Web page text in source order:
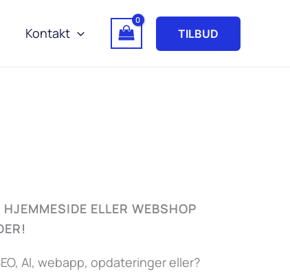
Kontakt TILBUD
HJEMMESIDE ELLER WEBSHOP
AI, webapp, opdateringer eller?